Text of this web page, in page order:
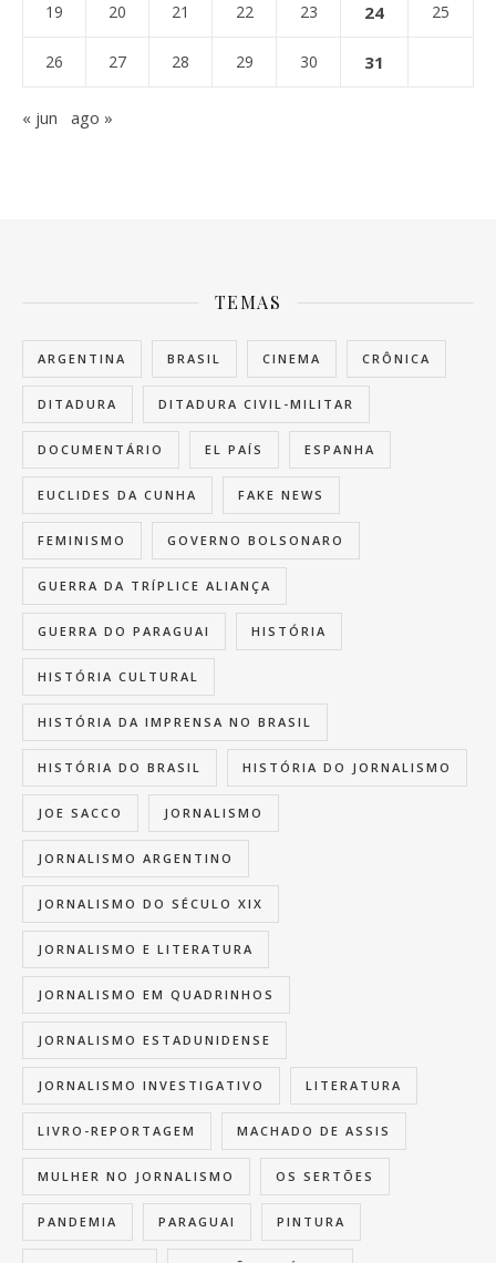
19 20 21 22 23 24 25
26 27 28 29 30 31
« jun ago »
TEMAS
ARGENTINA BRASIL CINEMA CRÔNICA
DITADURA DITADURA CIVIL-MILITAR
DOCUMENTÁRIO EL PAÍS ESPANHA
EUCLIDES DA CUNHA FAKE NEWS
FEMINISMO GOVERNO BOLSONARO
GUERRA DA TRÍPLICE ALIANÇA
GUERRA DO PARAGUAI HISTÓRIA
HISTÓRIA CULTURAL
HISTÓRIA DA IMPRENSA NO BRASIL
HISTÓRIA DO BRASIL HISTÓRIA DO JORNALISMO
JOE SACCO JORNALISMO
JORNALISMO ARGENTINO
JORNALISMO DO SÉCULO XIX
JORNALISMO E LITERATURA
JORNALISMO EM QUADRINHOS
JORNALISMO ESTADUNIDENSE
JORNALISMO INVESTIGATIVO LITERATURA
LIVRO-REPORTAGEM MACHADO DE ASSIS
MULHER NO JORNALISMO OS SERTÕES
PANDEMIA PARAGUAI PINTURA